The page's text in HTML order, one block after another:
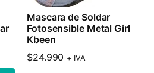
Mascara de Soldar
Fotosensible Metal Girl
Kbeen
$24.990 + IVA